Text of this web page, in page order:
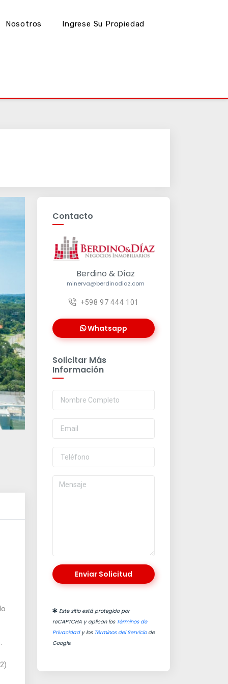
Nosotros Ingrese Su Propiedad
Contacto
Berdino & Díaz
minerva@berdinodiaz.com
+598 97 444 101
Whatsapp
Solicitar Más
Información
Enviar Solicitud
Este sitio está protegido por
reCAPTCHA y aplican los Términos de
Privacidady los Términos del Serviciode
Google.